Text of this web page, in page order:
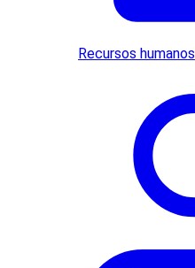
Recursos humanos